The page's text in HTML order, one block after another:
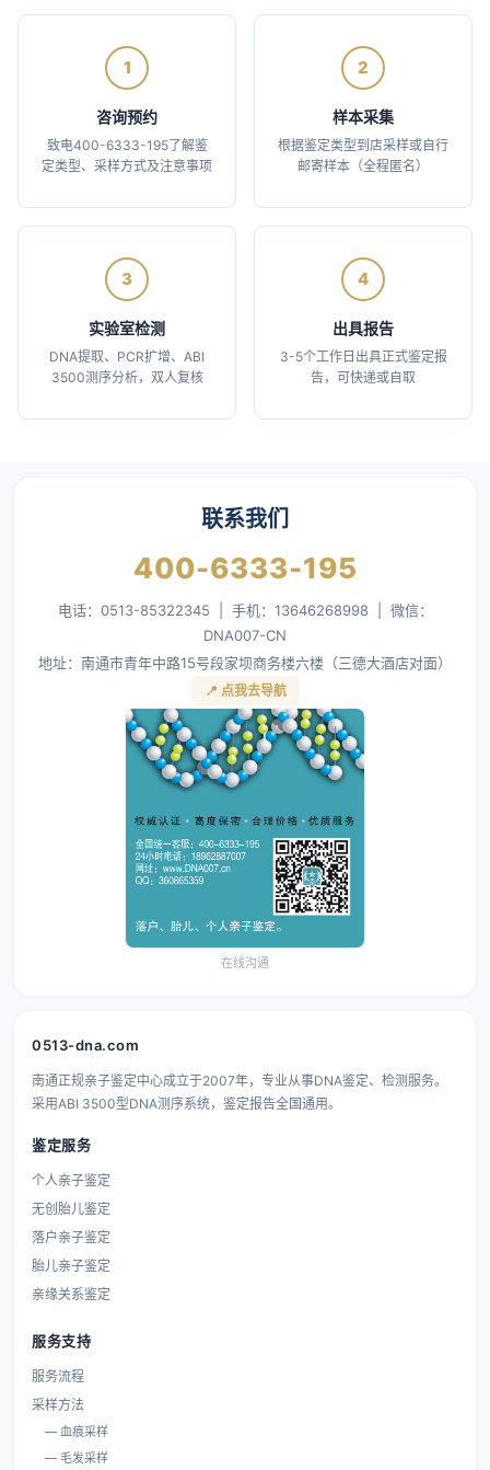
1
咨询预约
致电400-6333-195了解鉴
定类型、采样方式及注意事项
2
样本采集
根据鉴定类型到店采样或自行
邮寄样本（全程匿名）
3
实验室检测
DNA提取、PCR扩增、ABI
3500测序分析，双人复核
4
出具报告
3-5个工作日出具正式鉴定报
告，可快递或自取
联系我们
400-6333-195
电话：0513-85322345 | 手机：13646268998 | 微信：
DNA007-CN
地址：南通市青年中路15号段家坝商务楼六楼（三德大酒店对面）
📍 点我去导航
在线沟通
0513-dna.com
南通正规亲子鉴定中心成立于2007年，专业从事DNA鉴定、检测服务。
采用ABI 3500型DNA测序系统，鉴定报告全国通用。
鉴定服务
个人亲子鉴定
无创胎儿鉴定
落户亲子鉴定
胎儿亲子鉴定
亲缘关系鉴定
服务支持
服务流程
采样方法
— 血痕采样
— 毛发采样